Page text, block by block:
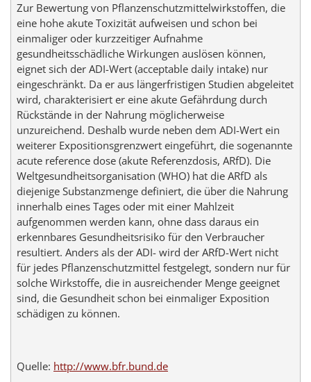
Zur Bewertung von Pflanzenschutzmittelwirkstoffen, die
eine hohe akute Toxizität aufweisen und schon bei
einmaliger oder kurzzeitiger Aufnahme
gesundheitsschädliche Wirkungen auslösen können,
eignet sich der ADI-Wert (acceptable daily intake) nur
eingeschränkt. Da er aus längerfristigen Studien abgeleitet
wird, charakterisiert er eine akute Gefährdung durch
Rückstände in der Nahrung möglicherweise
unzureichend. Deshalb wurde neben dem ADI-Wert ein
weiterer Expositionsgrenzwert eingeführt, die sogenannte
acute reference dose (akute Referenzdosis, ARfD). Die
Weltgesundheits­organisation (WHO) hat die ARfD als
diejenige Substanzmenge definiert, die über die Nahrung
innerhalb eines Tages oder mit einer Mahlzeit
aufgenommen werden kann, ohne dass daraus ein
erkennbares Gesundheitsrisiko für den Verbraucher
resultiert. Anders als der ADI- wird der ARfD-Wert nicht
für jedes Pflanzenschutzmittel festgelegt, sondern nur für
solche Wirkstoffe, die in ausreichender Menge geeignet
sind, die Gesundheit schon bei einmaliger Exposition
schädigen zu können.
Quelle: http://www.bfr.bund.de